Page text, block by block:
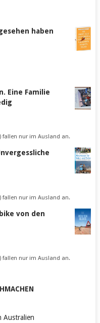
haben
Eine Familie
fallen nur im Ausland an.
fallen nur im Ausland an.
von den
fallen nur im Ausland an.
Australien